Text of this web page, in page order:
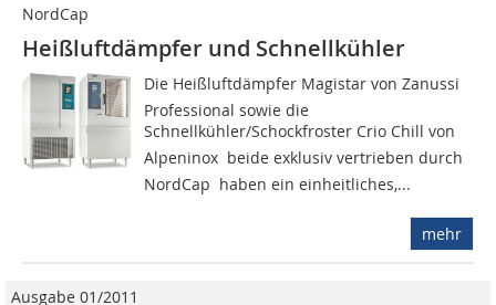
NordCap
Heißluftdämpfer und Schnellkühler
Die Heißluftdämpfer Magistar von Zanussi
Professional sowie die
Schnellkühler/Schockfroster Crio Chill von
Alpeninox  beide exklusiv vertrieben durch
NordCap  haben ein einheitliches,...
mehr
Ausgabe 01/2011